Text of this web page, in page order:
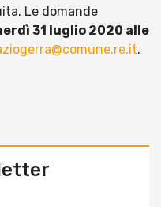
Le domande
31 luglio 2020 alle
.